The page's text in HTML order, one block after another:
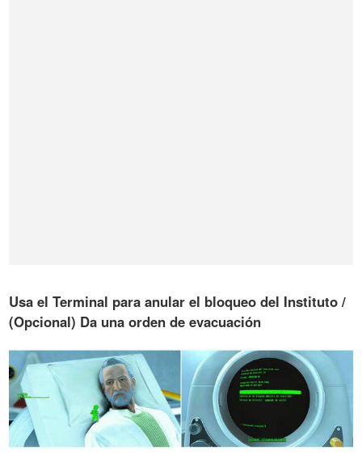
Usa el Terminal para anular el bloqueo del Instituto /
(Opcional) Da una orden de evacuación